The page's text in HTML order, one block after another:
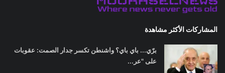
المشاركات الأكثر مشاهدة
برّي... باي باي؟ واشنطن تكسر جدار الصمت: عقوبات
على "عر...